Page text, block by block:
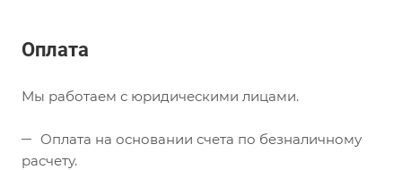
Оплата
Мы работаем с юридическими лицами.
Оплата на основании счета по безналичному
расчету.